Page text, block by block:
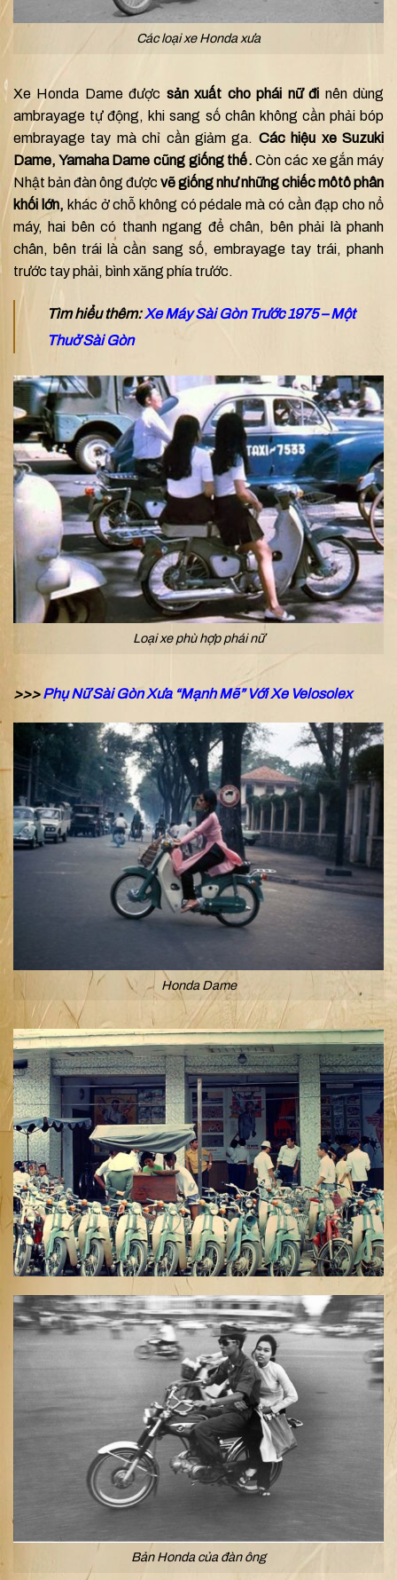
Các loại xe Honda xưa
Xe Honda Dame được sản xuất cho phái nữ đi nên dùng
ambrayage tự động, khi sang số chân không cần phải bóp
embrayage tay mà chỉ cần giảm ga. Các hiệu xe Suzuki
Dame, Yamaha Dame cũng giống thế. Còn các xe gắn máy
Nhật bản đàn ông được vẽ giống như những chiếc môtô phân
khối lớn, khác ở chỗ không có pédale mà có cần đạp cho nổ
máy, hai bên có thanh ngang để chân, bên phải là phanh
chân, bên trái là cần sang số, embrayage tay trái, phanh
trước tay phải, bình xăng phía trước.
Tìm hiểu thêm:Xe Máy Sài Gòn Trước 1975 – Một
Thuở Sài Gòn
Loại xe phù hợp phái nữ
>>>Phụ Nữ Sài Gòn Xưa “Mạnh Mẽ” Với Xe Velosolex
Honda Dame
Bản Honda của đàn ông